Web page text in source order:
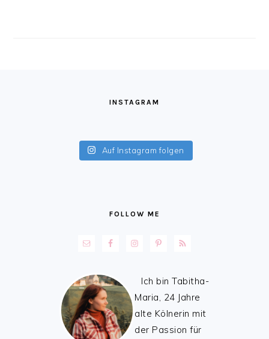
INSTAGRAM
Auf Instagram folgen
FOLLOW ME
Ich bin Tabitha-
Maria, 24 Jahre
alte Kölnerin mit
der Passion für